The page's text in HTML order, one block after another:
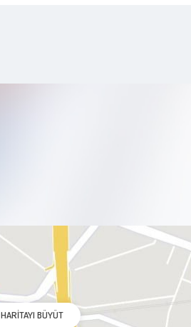
Orta Kulak İltihabı
Kulak İltihabı
Nazal Septum Deviasyonu
HARITAYI BÜYÜT